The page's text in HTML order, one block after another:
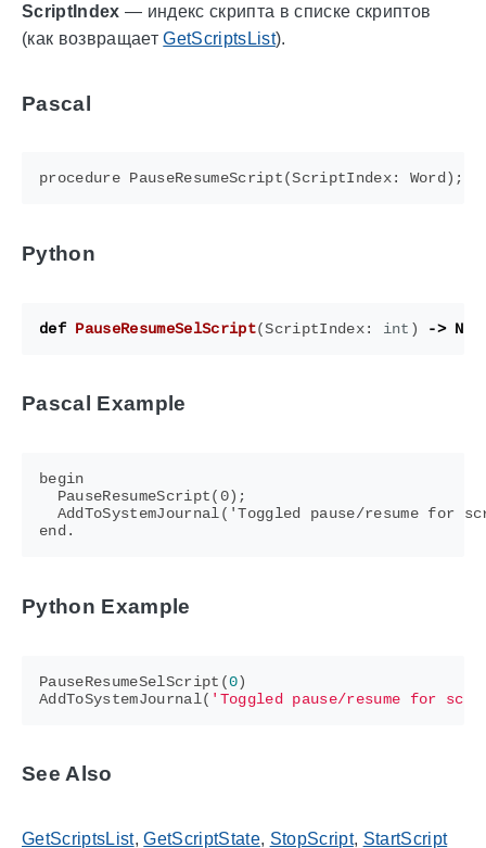
ScriptIndex — индекс скрипта в списке скриптов
(как возвращаетGetScriptsList).
Pascal
Python
def PauseResumeSelScript(ScriptIndex: int ) ->
Pascal Example
begin
  PauseResumeScript(0);
AddToSystemJournal('Toggled pause/resume for
Python Example
PauseResumeSelScript (0)
AddToSystemJournal( 'Toggled pause/resume for
See Also
GetScriptsList,GetScriptState, StopScript, StartScript